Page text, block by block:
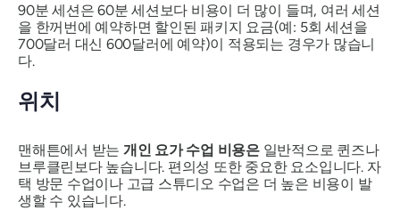
90분 세션은 60분 세션보다 비용이 더 많이 들며, 여러 세션
을 한꺼번에 예약하면 할인된 패키지 요금(예: 5회 세션을
700달러 대신 600달러에 예약)이 적용되는 경우가 많습니
다.
위치
맨해튼에서 받는 개인 요가 수업 비용은일반적으로 퀸즈나
브루클린보다 높습니다. 편의성 또한 중요한 요소입니다. 자
택 방문 수업이나 고급 스튜디오 수업은 더 높은 비용이 발
생할 수 있습니다.